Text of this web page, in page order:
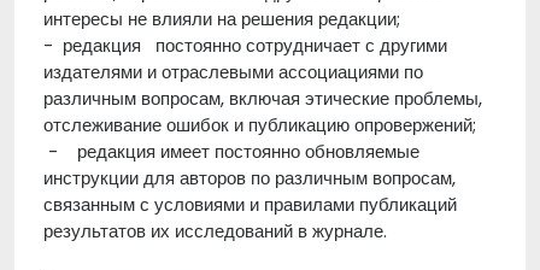
интересы не влияли на решения редакции;
- редакция постоянно сотрудничает с другими
издателями и отраслевыми ассоциациями по
различным вопросам, включая этические проблемы,
отслеживание ошибок и публикацию опровержений;
- редакция имеет постоянно обновляемые
инструкции для авторов по различным вопросам,
связанным с условиями и правилами публикаций
результатов их исследований в журнале.